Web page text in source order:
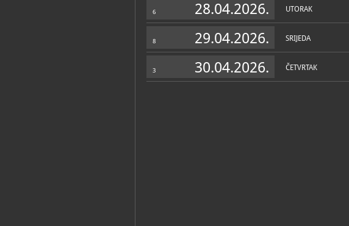
6 28.04.2026. UTORAK
8 29.04.2026. SRIJEDA
3 30.04.2026. ČETVRTAK